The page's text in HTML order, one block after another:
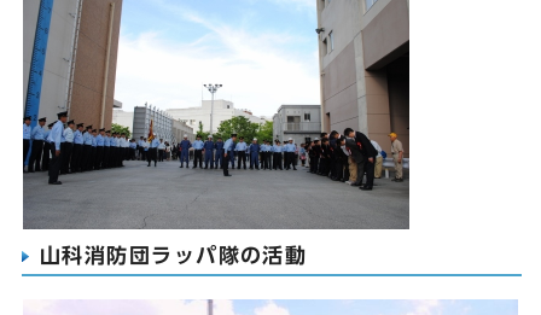
山科消防団ラッパ隊の活動